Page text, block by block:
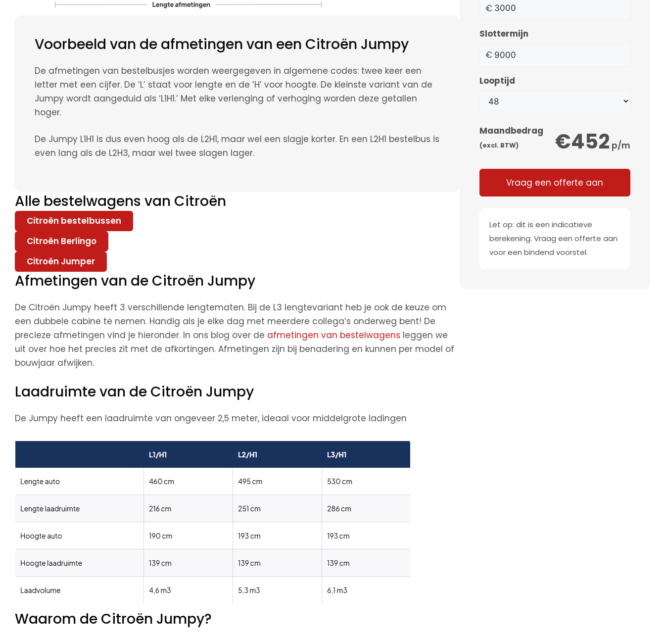
Voorbeeld van de afmetingen van een Citroën Jumpy
De afmetingen van bestelbusjes worden weergegeven in algemene codes: twee keer een
letter met een cijfer. De ‘L’ staat voor lengte en de ‘H’ voor hoogte. De kleinste variant van de
Jumpy wordt aangeduid als ‘L1H1.’ Met elke verlenging of verhoging worden deze getallen
hoger.
De Jumpy L1H1 is dus even hoog als de L2H1, maar wel een slagje korter. En een L2H1 bestelbus is
even lang als de L2H3, maar wel twee slagen lager.
Alle bestelwagens van Citroën
Citroën bestelbussen
Citroën Berlingo
Citroën Jumper
Afmetingen van de Citroën Jumpy
De Citroën Jumpy heeft 3 verschillende lengtematen. Bij de L3 lengtevariant heb je ook de keuze om
een dubbele cabine te nemen. Handig als je elke dag met meerdere collega’s onderweg bent! De
precieze afmetingen vind je hieronder. In ons blog over de afmetingen van bestelwagens leggen we
uit over hoe het precies zit met de afkortingen. Afmetingen zijn bij benadering en kunnen per model of
bouwjaar afwijken.
Laadruimte van de Citroën Jumpy
De Jumpy heeft een laadruimte van ongeveer 2,5 meter, ideaal voor middelgrote ladingen
Waarom de Citroën Jumpy?
€
Slottermijn
€
Looptijd
Maandbedrag
(excl. BTW) €452 p/m
Vraag een offerte aan
Let op: dit is een indicatieve
berekening. Vraag een offerte aan
voor een bindend voorstel.